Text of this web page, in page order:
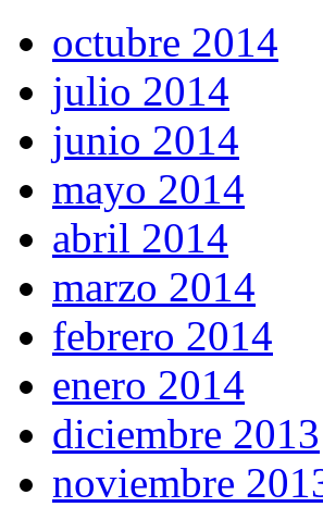
octubre 2014
julio 2014
junio 2014
mayo 2014
abril 2014
marzo 2014
febrero 2014
enero 2014
diciembre 2013
noviembre